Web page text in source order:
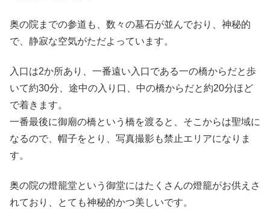
奥の院までの参道も、数々の墓石が並んでおり、神秘的
で、静寂な空気がただよっています。
入口は2か所あり、一番遠い入口である一の橋からだと歩
いて約30分、途中の入り口、中の橋からだと約20分ほど
で着きます。
一番最後に御廟の橋という橋を渡ると、そこからは聖域に
なるので、帽子をとり、写真撮影も禁止エリアになりま
す。
奥の院の燈籠堂という御堂にはたくさんの燈籠がお供えさ
れており、とても神秘的かつ美しいです。